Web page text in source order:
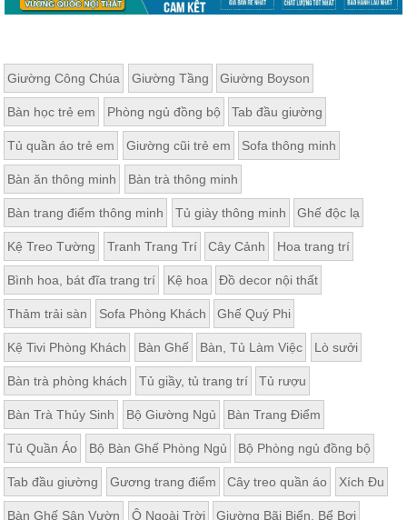
Giường Công Chúa Giường Tầng Giường Boyson
Bàn học trẻ em Phòng ngủ đồng bộ Tab đầu giường
Tủ quần áo trẻ em Giường cũi trẻ em Sofa thông minh
Bàn ăn thông minh Bàn trà thông minh
Bàn trang điểm thông minh Tủ giày thông minh Ghế độc lạ
Kệ Treo Tường Tranh Trang Trí Cây Cảnh Hoa trang trí
Bình hoa, bát đĩa trang trí Kệ hoa Đồ decor nội thất
Thảm trải sàn Sofa Phòng Khách Ghế Quý Phi
Kệ Tivi Phòng Khách Bàn Ghế Bàn, Tủ Làm Việc Lò sưởi
Bàn trà phòng khách Tủ giầy, tủ trang trí Tủ rượu
Bàn Trà Thủy Sinh Bộ Giường Ngủ Bàn Trang Điểm
Tủ Quần Áo Bộ Bàn Ghế Phòng Ngủ Bộ Phòng ngủ đồng bộ
Tab đầu giường Gương trang điểm Cây treo quần áo Xích Đu
Bàn Ghế Sân Vườn Ô Ngoài Trời Giường Bãi Biển, Bể Bơi